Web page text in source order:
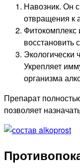
Навозник. Он
отвращения к
Фитокомплекс
восстановить
Экологически
Укрепляет
организма
Препарат
позволяет